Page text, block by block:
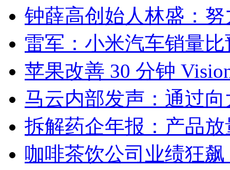
钟薛高创始人林盛：
雷军：小米汽车销量
苹果改善 30 分钟
马云内部发声：通过
拆解药企年报：产品
咖啡茶饮公司业绩狂